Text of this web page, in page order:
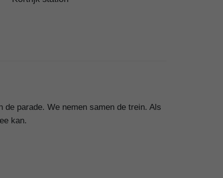
parade. We nemen samen de trein. Als
kan.